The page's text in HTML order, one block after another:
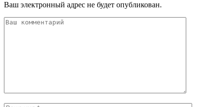
Ваш электронный адрес не будет опубликован.